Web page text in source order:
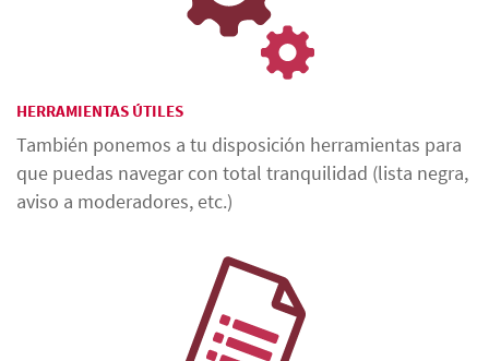
HERRAMIENTAS ÚTILES
También ponemos a tu disposición herramientas para
que puedas navegar con total tranquilidad (lista negra,
aviso a moderadores, etc.)